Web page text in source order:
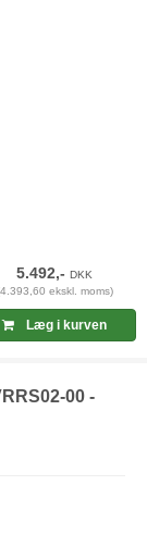
5.492,-DKK
ekskl. moms)
Læg i kurven
00 -